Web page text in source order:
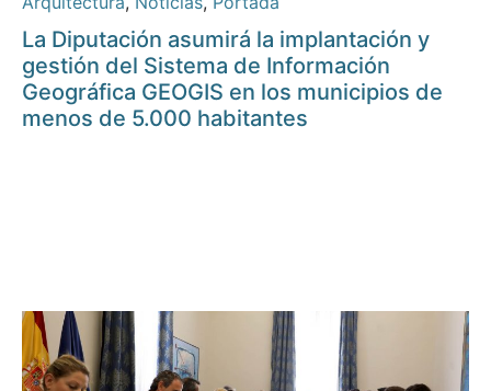
La Diputación asumirá la implantación y
gestión del Sistema de Información
Geográfica GEOGIS en los municipios de
menos de 5.000 habitantes